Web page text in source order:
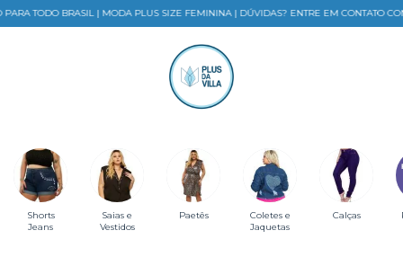
TODO BRASIL | MODA PLUS SIZE FEMININA | DÚVIDAS? ENTRE EM CONTATO
Shorts
Jeans
Saias e
Vestidos
Paetês
Coletes e
Jaquetas
Calças